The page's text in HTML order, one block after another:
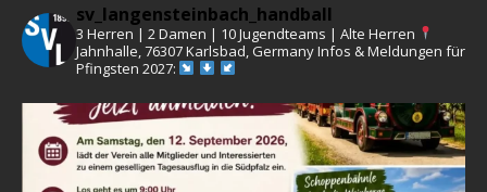
sv_langensteinbach_handball
3 Herren | 2 Damen | 10 Jugendteams | Alte Herren
Jahnhalle, 76307 Karlsbad, GermanyInfos & Meldungen für
Pfingsten 2027: